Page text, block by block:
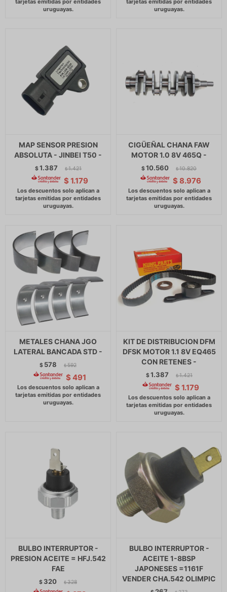
MAP SENSOR PRESION
ABSOLUTA - JINBEI T50 -
$1.387 $ 1.421
$ 1.179
CIGÜEÑAL CHANA FAW
MOTOR 1.0 8V 465Q -
$10.560 $ 10.820
$ 8.976
METALES CHANA JGO
LATERAL BANCADA STD -
$ 578 $ 592
$ 491
KIT DE DISTRIBUCION DFM
DFSK MOTOR 1.1 8V EQ465
CON RETENES -
$1.387 $ 1.421
$ 1.179
BULBO INTERRUPTOR -
PRESION ACEITE = HFJ.542
FAE
$ 320 $ 328
BULBO INTERRUPTOR -
ACEITE 1-8BSP
JAPONESES =1161F
VENDER CHA.542 OLIMPIC